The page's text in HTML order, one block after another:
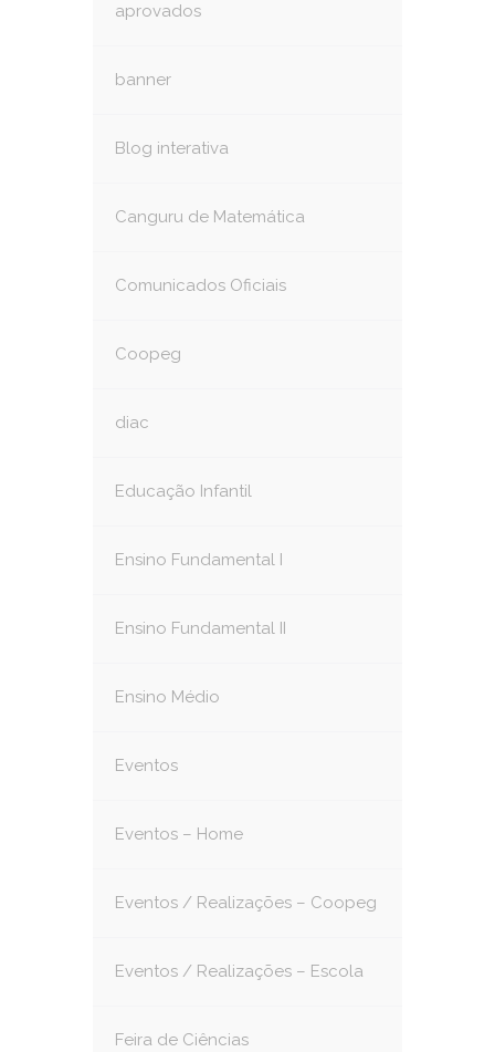
aprovados
banner
Blog interativa
Canguru de Matemática
Comunicados Oficiais
Coopeg
diac
Educação Infantil
Ensino Fundamental I
Ensino Fundamental II
Ensino Médio
Eventos
Eventos – Home
Eventos / Realizações – Coopeg
Eventos / Realizações – Escola
Feira de Ciências